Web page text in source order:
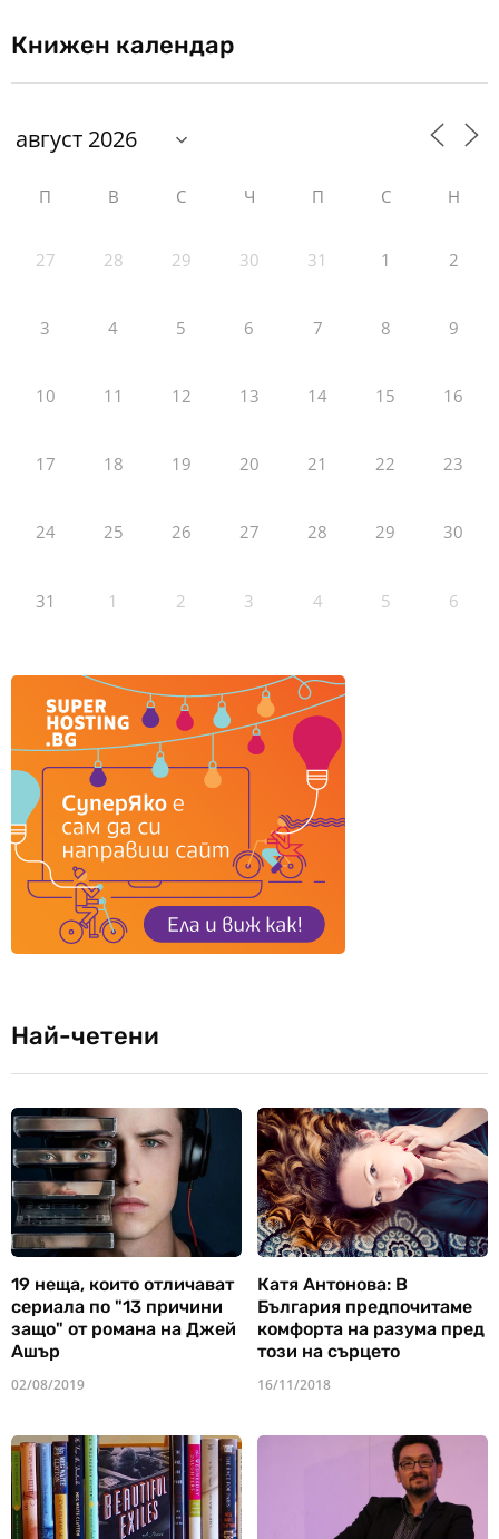
Книжен календар
П В С Ч П С Н
27 28 29 30 31 1 2
3 4 5 6 7 8 9
10 11 12 13 14 15 16
17 18 19 20 21 22 23
24 25 26 27 28 29 30
31 1 2 3 4 5 6
Най-четени
19 неща, които отличават
сериала по "13 причини
защо" от романа на Джей
Ашър
02/08/2019
Катя Антонова: В
България предпочитаме
комфорта на разума пред
този на сърцето
16/11/2018